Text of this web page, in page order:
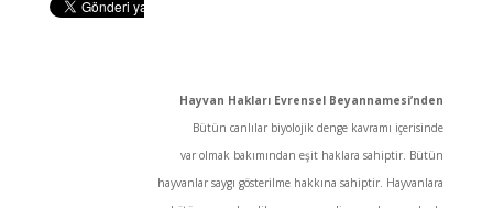
Hayvan Hakları Evrensel Beyannamesi’nden
Bütün canlılar biyolojik denge kavramı içerisinde
var olmak bakımından eşit haklara sahiptir. Bütün
hayvanlar saygı gösterilme hakkına sahiptir. Hayvanlara